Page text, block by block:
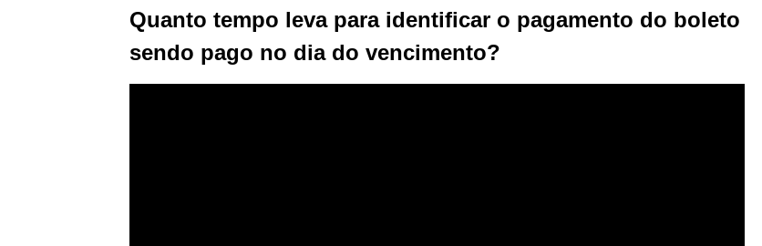
Quanto tempo leva para identificar o pagamento do boleto
sendo pago no dia do vencimento?